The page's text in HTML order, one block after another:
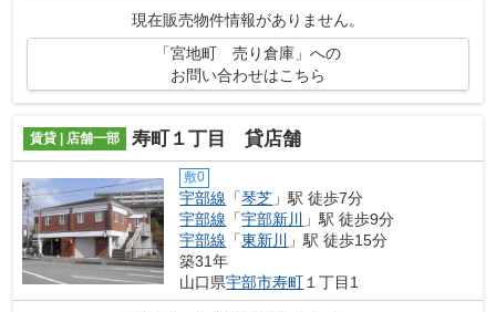
現在販売物件情報がありません。
「宮地町 売り倉庫」への
お問い合わせはこちら
賃貸 | 店舗一部 寿町１丁目 貸店舗
敷0
宇部線 「琴芝 」駅 徒歩7分
宇部線 「宇部新川
」駅 徒歩9分
宇部線 「東新川
」駅 徒歩15分
築31年
山口県宇部市寿町１丁目1